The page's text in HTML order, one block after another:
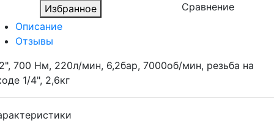
Избранное
Сравнение
Описание
Отзывы
700 Нм, 220л/мин, 6,2бар, 7000об/мин, резьба на
1/4", 2,6кг